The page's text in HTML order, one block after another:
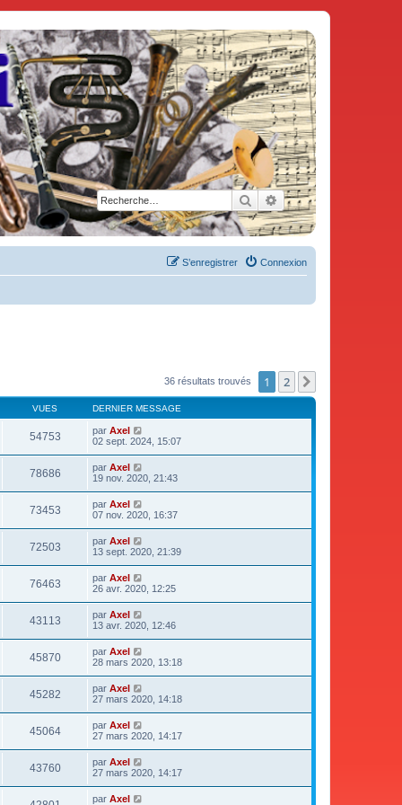
Rechercher
Recherche avancée
Connexion
S’enregistrer
36 résultats trouvés 1 2
VUES DERNIER MESSAGE
54753 par Axel
02 sept. 2024, 15:07
78686 par Axel
19 nov. 2020, 21:43
73453 par Axel
07 nov. 2020, 16:37
72503 par Axel
13 sept. 2020, 21:39
76463 par Axel
26 avr. 2020, 12:25
43113 par Axel
13 avr. 2020, 12:46
45870 par Axel
28 mars 2020, 13:18
45282 par Axel
27 mars 2020, 14:18
45064 par Axel
27 mars 2020, 14:17
43760 par Axel
27 mars 2020, 14:17
par Axel